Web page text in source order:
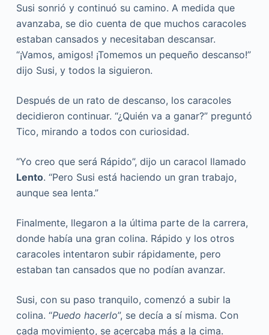
Susi sonrió y continuó su camino. A medida que
avanzaba, se dio cuenta de que muchos caracoles
estaban cansados y necesitaban descansar.
“¡Vamos, amigos! ¡Tomemos un pequeño descanso!”
dijo Susi, y todos la siguieron.
Después de un rato de descanso, los caracoles
decidieron continuar. “¿Quién va a ganar?” preguntó
Tico, mirando a todos con curiosidad.
“Yo creo que será Rápido”, dijo un caracol llamado
Lento. “Pero Susi está haciendo un gran trabajo,
aunque sea lenta.”
Finalmente, llegaron a la última parte de la carrera,
donde había una gran colina. Rápido y los otros
caracoles intentaron subir rápidamente, pero
estaban tan cansados que no podían avanzar.
Susi, con su paso tranquilo, comenzó a subir la
colina. “Puedo hacerlo”, se decía a sí misma. Con
cada movimiento, se acercaba más a la cima.